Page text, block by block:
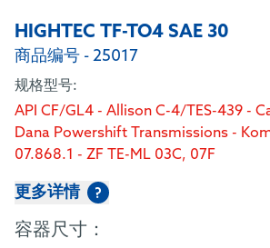
HIGHTEC TF-TO4 SAE 30
商品编号 - 25017
规格型号:
API CF/GL4 - Allison C-4/TES-439 -
Dana Powershift Transmissions -
07.868.1 - ZF TE-ML 03C, 07F
更多详情 ?
容器尺寸：